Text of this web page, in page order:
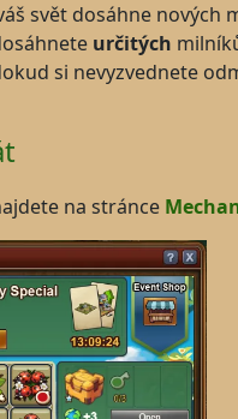
svět dosáhne nových
určitých
si nevyzvednete
na stránce